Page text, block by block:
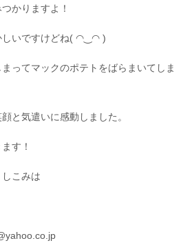
かりますよ！
しいですけどね( ◠‿◠ )
ってマックのポテトをばらまいてしま
と気遣いに感動しました。
す！
こみは